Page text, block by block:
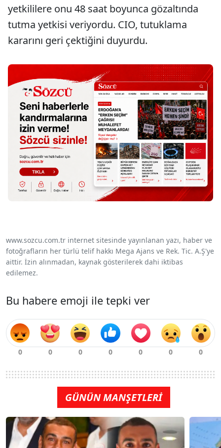
yetkililere onu 48 saat boyunca gözaltında
tutma yetkisi veriyordu. CIO, tutuklama
kararını geri çektiğini duyurdu.
www.sozcu.com.tr internet sitesinde yayınlanan yazı, haber ve
fotoğrafların her türlü telif hakkı Mega Ajans ve Rek. Tic. A.Ş'ye
aittir. İzin alınmadan, kaynak gösterilerek dahi iktibas
edilemez.
Bu habere emoji ile tepki ver
GÜNÜN MANŞETLERİ